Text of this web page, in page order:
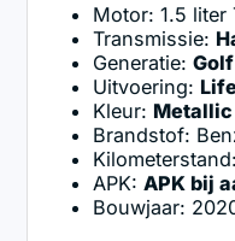
Motor: 1.5 liter
Transmissie:
Generatie:
Uitvoering:
Kleur:
Brandstof:
APK: APK bij
Bouwjaar: